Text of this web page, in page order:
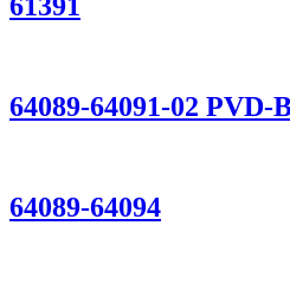
64089-64091-02
64089-64094